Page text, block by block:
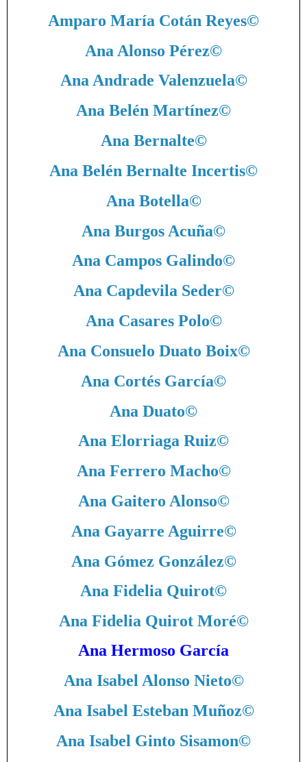
Amparo María Cotán Reyes©
Ana Alonso Pérez©
Ana Andrade Valenzuela©
Ana Belén Martínez©
Ana Bernalte©
Ana Belén Bernalte Incertis©
Ana Botella©
Ana Burgos Acuña©
Ana Campos Galindo©
Ana Capdevila Seder©
Ana Casares Polo©
Ana Consuelo Duato Boix©
Ana Cortés García©
Ana Duato©
Ana Elorriaga Ruiz©
Ana Ferrero Macho©
Ana Gaitero Alonso©
Ana Gayarre Aguirre©
Ana Gómez González©
Ana Fidelia Quirot©
Ana Fidelia Quirot Moré©
Ana Hermoso García
Ana Isabel Alonso Nieto©
Ana Isabel Esteban Muñoz©
Ana Isabel Ginto Sisamon©